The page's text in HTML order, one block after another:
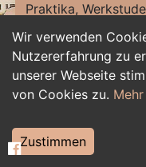
Wir verwenden
Nutzererfahrung zu
unserer Webseite
von Cookies zu.
Zustimmen
Praktika,
Personalwesen
Hilfskräfte,
Weiterbildung,